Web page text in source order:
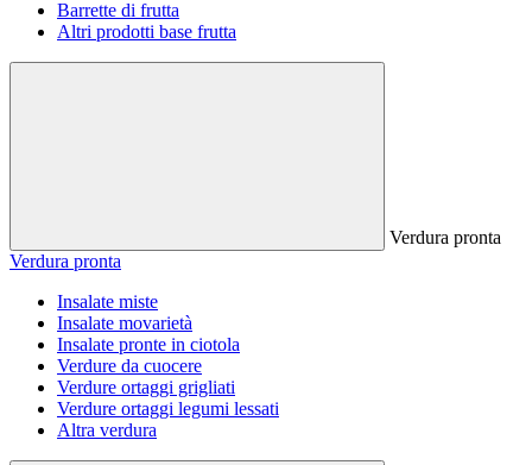
Barrette di frutta
Altri prodotti base frutta
Verdura pronta
Verdura pronta
Insalate miste
Insalate movarietà
Insalate pronte in ciotola
Verdure da cuocere
Verdure ortaggi grigliati
Verdure ortaggi legumi lessati
Altra verdura